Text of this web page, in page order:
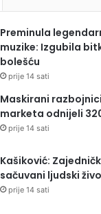
Preminula
muzike: Izgubila
bolešću
prije 14 sati
Maskirani
marketa odnijeli
prije 14 sati
Kašiković:
sačuvani ljudski
prije 14 sati